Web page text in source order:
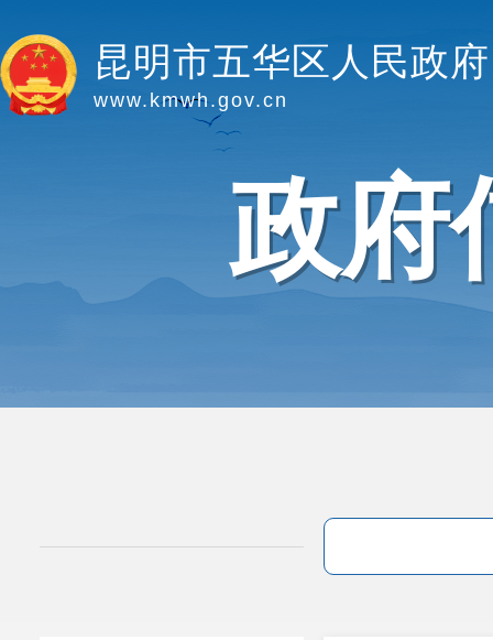
昆明市五华区人民政府
www.kmwh.gov.cn
政府